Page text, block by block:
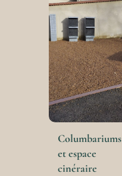
Columbariums
et espace
cinéraire